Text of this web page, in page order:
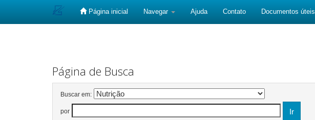
Página inicial Navegar Ajuda Contato Documentos úteis
Página de Busca
Buscar em:
por